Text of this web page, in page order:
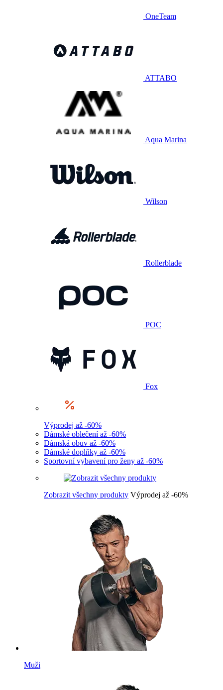
OneTeam
ATTABO
Aqua Marina
Wilson
Rollerblade
POC
Fox
Výprodej až -60%
Dámské oblečení až -60%
Dámská obuv až -60%
Dámské doplňky až -60%
Sportovní vybavení pro ženy až -60%
Zobrazit všechny produkty Výprodej až -60%
Muži